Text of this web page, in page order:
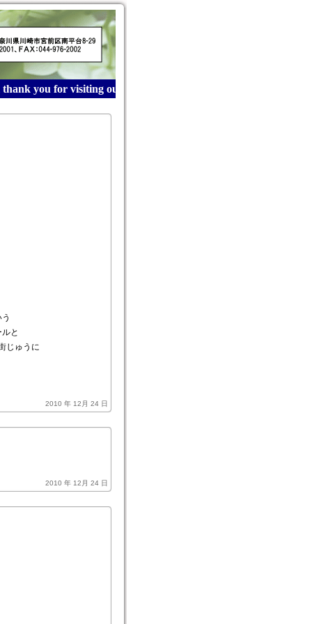
for visiting our website! 産業廃棄物収集運搬は青木建材に
と
じゅうに
2010 年 12月 24 日
2010 年 12月 24 日